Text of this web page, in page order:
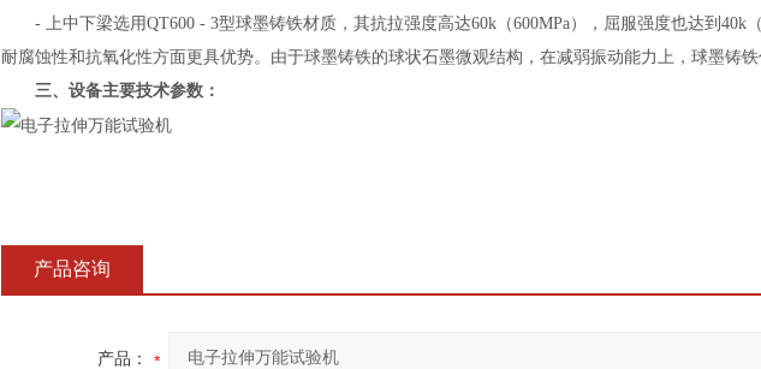
- 上中下梁选用QT600 - 3型球墨铸铁材质，其抗拉强度高达60k（600MPa），屈服强度也达到40k
耐腐蚀性和抗氧化性方面更具优势。由于球墨铸铁的球状石墨微观结构，在减弱振动能力上，球墨铸铁
三、设备主要技术参数：
产品咨询
产品：